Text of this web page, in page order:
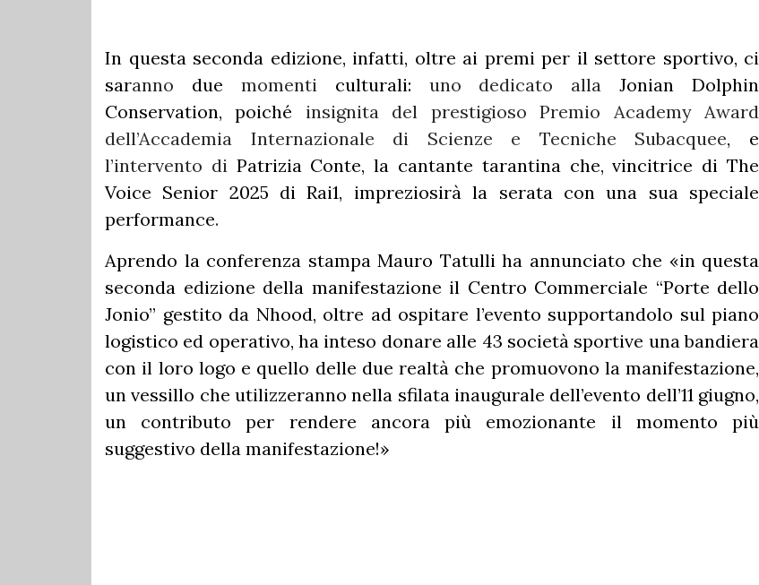
In questa seconda edizione, infatti, oltre ai premi per il settore sportivo, ci
saranno due momenti culturali: uno dedicato alla Jonian Dolphin
Conservation, poiché insignita del prestigioso Premio Academy Award
dell’Accademia Internazionale di Scienze e Tecniche Subacquee, e
l’intervento di Patrizia Conte, la cantante tarantina che, vincitrice di The
Voice Senior 2025 di Rai1, impreziosirà la serata con una sua speciale
performance.
Aprendo la conferenza stampa Mauro Tatulli ha annunciato che «in questa
seconda edizione della manifestazione il Centro Commerciale “Porte dello
Jonio” gestito da Nhood, oltre ad ospitare l’evento supportandolo sul piano
logistico ed operativo, ha inteso donare alle 43 società sportive una bandiera
con il loro logo e quello delle due realtà che promuovono la manifestazione,
un vessillo che utilizzeranno nella sfilata inaugurale dell’evento dell’11 giugno,
un contributo per rendere ancora più emozionante il momento più
suggestivo della manifestazione!»